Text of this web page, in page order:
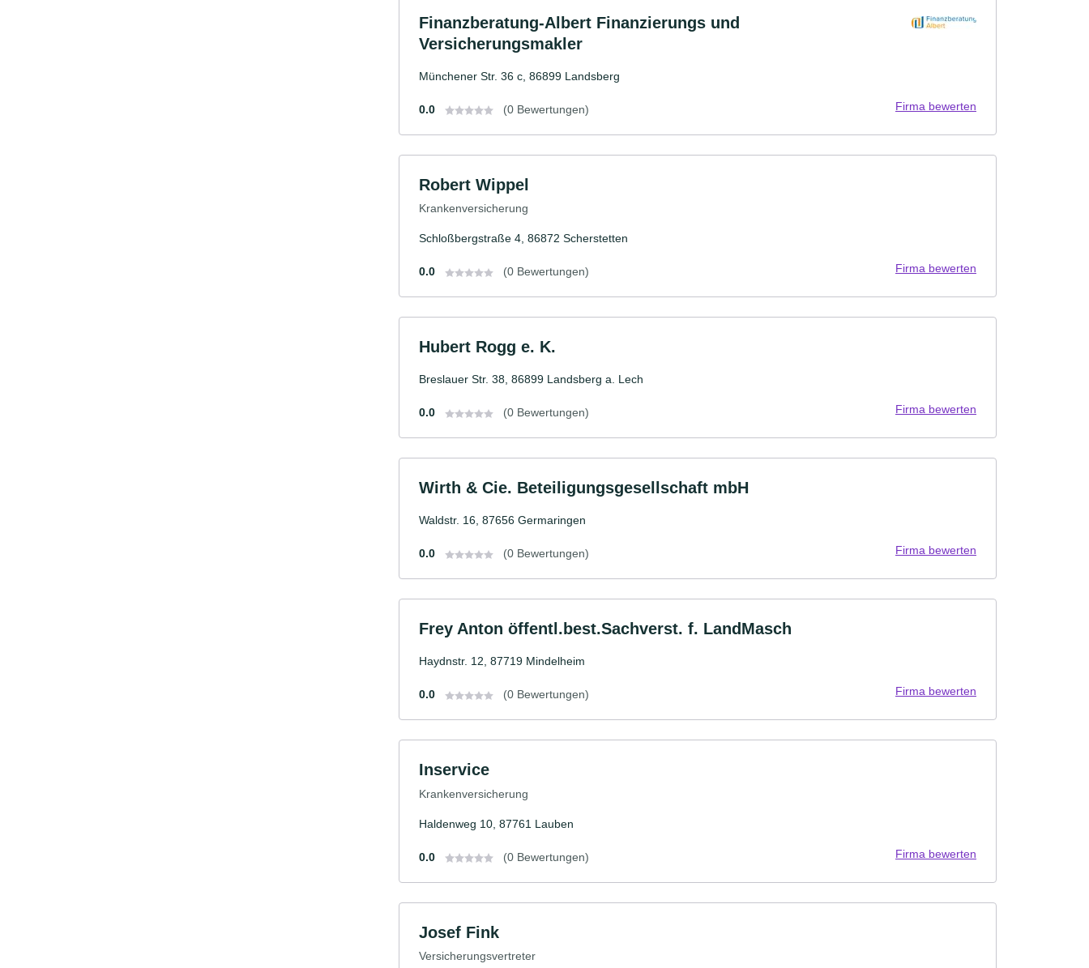
Finanzberatung-Albert Finanzierungs und
Versicherungsmakler
Münchener Str. 36 c, 86899 Landsberg
0.0 (0 Bewertungen) Firma bewerten
Robert Wippel
Krankenversicherung
Schloßbergstraße 4, 86872 Scherstetten
0.0 (0 Bewertungen) Firma bewerten
Hubert Rogg e. K.
Breslauer Str. 38, 86899 Landsberg a. Lech
0.0 (0 Bewertungen) Firma bewerten
Wirth & Cie. Beteiligungsgesellschaft mbH
Waldstr. 16, 87656 Germaringen
0.0 (0 Bewertungen) Firma bewerten
Frey Anton öffentl.best.Sachverst. f. LandMasch
Haydnstr. 12, 87719 Mindelheim
0.0 (0 Bewertungen) Firma bewerten
Inservice
Krankenversicherung
Haldenweg 10, 87761 Lauben
0.0 (0 Bewertungen) Firma bewerten
Josef Fink
Versicherungsvertreter